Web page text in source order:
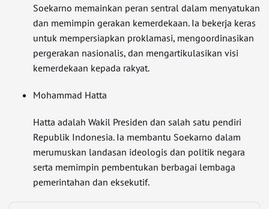
Soekarno memainkan peran sentral dalam menyatukan
dan memimpin gerakan kemerdekaan. Ia bekerja keras
untuk mempersiapkan proklamasi, mengoordinasikan
pergerakan nasionalis, dan mengartikulasikan visi
kemerdekaan kepada rakyat.
Mohammad Hatta
Hatta adalah Wakil Presiden dan salah satu pendiri
Republik Indonesia. Ia membantu Soekarno dalam
merumuskan landasan ideologis dan politik negara
serta memimpin pembentukan berbagai lembaga
pemerintahan dan eksekutif.